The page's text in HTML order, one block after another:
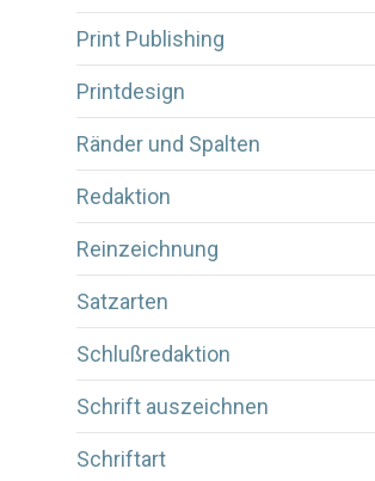
Print Publishing
Printdesign
Ränder und Spalten
Redaktion
Reinzeichnung
Satzarten
Schlußredaktion
Schrift auszeichnen
Schriftart